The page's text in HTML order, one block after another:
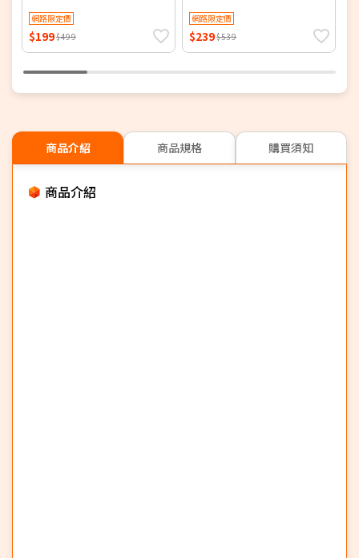
網路限定價
$199$499
網路限定價
$239$539
商品介紹 商品規格 購買須知
商品介紹